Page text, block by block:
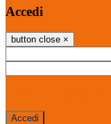
Accedi
button close ×